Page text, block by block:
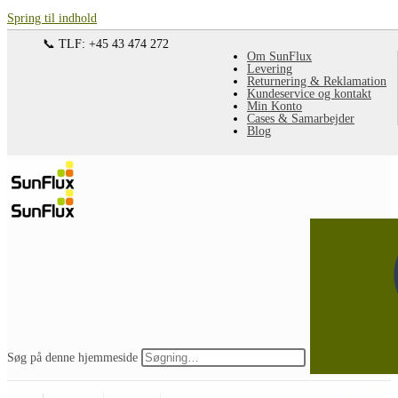
Spring til indhold
Om SunFlux
Levering
Returnering & Reklamation
Kundeservice og kontakt
Min Konto
Cases & Samarbejder
Blog
📞 TLF: +45 43 474 272
Søg på denne hjemmeside